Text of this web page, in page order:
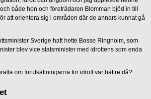
både hon och företrädaren Blomman bjöd in till
att orientera sig i områden där de annars kunnat gå
Sverige haft hette Bosse Ringholm, som
blev vice statsminister med idrottens som enda
om förutsättningarna för idrott var bättre då?